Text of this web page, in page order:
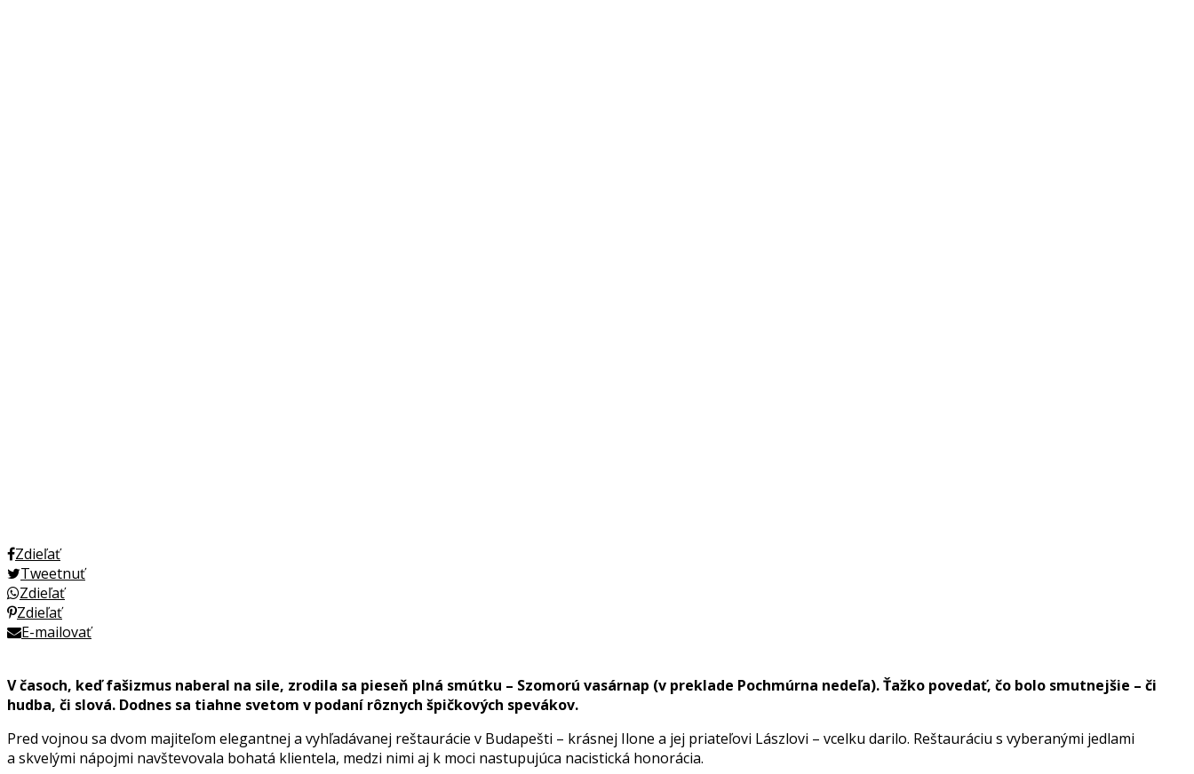
Zdieľať
Tweetnuť
Zdieľať
Zdieľať
E-mailovať
V časoch, keď fašizmus naberal na sile, zrodila sa pieseň plná smútku – Szomorú vasárnap (v preklade Pochmúrna nedeľa). Ťažko povedať, čo bolo smutnejšie – či
hudba, či slová. Dodnes sa tiahne svetom v podaní rôznych špičkových spevákov.
Pred vojnou sa dvom majiteľom elegantnej a vyhľadávanej reštaurácie v Budapešti – krásnej Ilone a jej priateľovi Lászlovi – vcelku darilo. Reštauráciu s vyberanými jedlami
a skvelými nápojmi navštevovala bohatá klientela, medzi nimi aj k moci nastupujúca nacistická honorácia.